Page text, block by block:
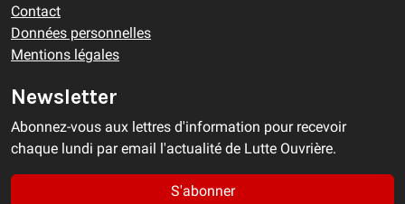
Contact
Données personnelles
Mentions légales
Newsletter
Abonnez-vous aux lettres d'information pour recevoir
chaque lundi par email l'actualité de Lutte Ouvrière.
S'abonner